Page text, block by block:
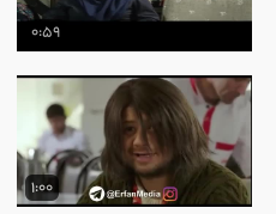
0:59
1:00